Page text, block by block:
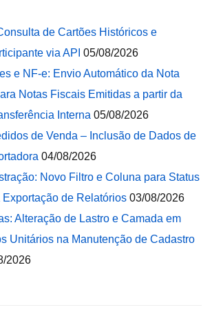
de Cartões Históricos e
via API 05/08/2026
e NF-e: Envio Automático da Nota
Notas Fiscais Emitidas a partir da
Interna 05/08/2026
de Venda – Inclusão de Dados de
04/08/2026
Novo Filtro e Coluna para Status
de Relatórios 03/08/2026
Alteração de Lastro e Camada em
Unitários na Manutenção de Cadastro
2026